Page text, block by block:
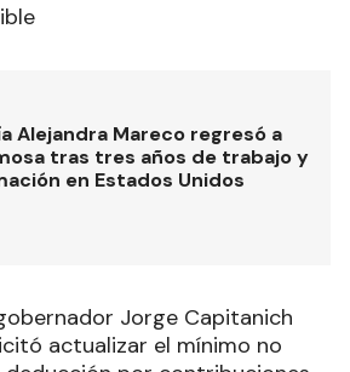
Alejandra Mareco regresó a
tras tres años de trabajo y
en Estados Unidos
Jorge Capitanich
actualizar el mínimo no